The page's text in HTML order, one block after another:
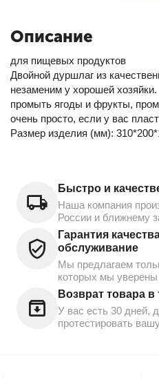
Описание
для пищевых продуктов
Двойной дуршлаг из
незаменим у хорошей
промыть ягоды и фрукты,
очень просто, если у вас
Размер изделия (мм):
Быстро и
Наша компания
России и ближнему
Гарантия
обслуживание
Мы предлагаем
которых мы уверены
Возврат товара в
У вас есть 30 дней,
протестировать